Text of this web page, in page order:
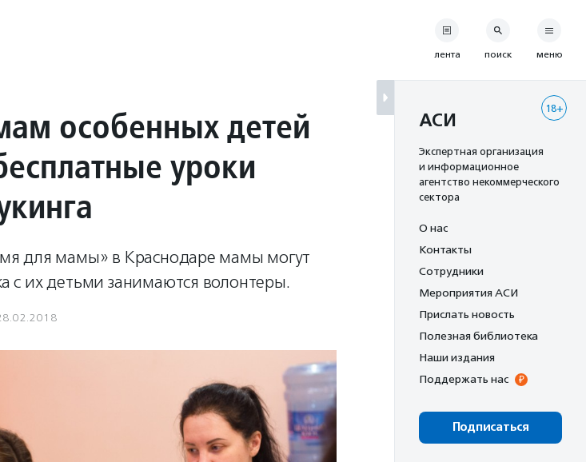
особенных детей
уроки
для мамы» в Краснодаре мамы могут
с их детьми занимаются волонтеры.
лента поиск меню
18+
АСИ
Экспертная организация
и информационное
агентство некоммерческого
сектора
О нас
Контакты
Сотрудники
Мероприятия АСИ
Прислать новость
Полезная библиотека
Наши издания
Поддержать нас
Подписаться